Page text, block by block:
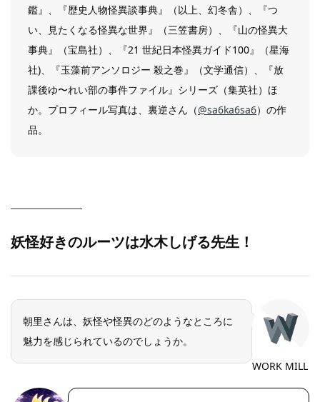
鑑』、『歴史人物怪異談事典』（以上、幻冬舎）、『つ
い、見たくなる怪異な世界』（三笠書房）、『山の怪異大
事典』（宝島社）、『21 世紀日本怪異ガイド100』（星海
社)、『玉藻前アンソロジー 殺之巻』（文学通信）、『放
課後ゆ〜れい部の事件ファイル』シリーズ（集英社）ほ
か。プロフィール写真は、裏逆さん（@sa6ka6sa6）の作
品。
妖怪好きのルーツは水木しげる先生！
朝里さんは、妖怪や怪異のどのようなところに
魅力を感じられているのでしょうか。
WORK MILL